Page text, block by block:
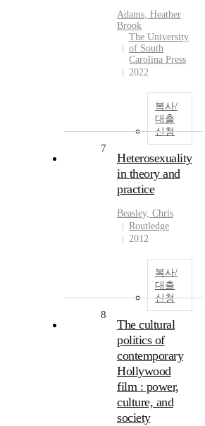
Adams, Heather
Brook
The University
of South
Carolina Press
2022
복사/
대출
신청
7
Heterosexuality
in theory and
practice
Beasley, Chris
Routledge
2012
복사/
대출
신청
8
The cultural
politics of
contemporary
Hollywood
film : power,
culture, and
society